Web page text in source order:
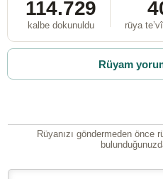
114.729
kalbe dokunuldu rüya
Rüyam
Rüyanızı göndermeden önce